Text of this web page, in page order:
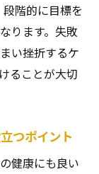
階的に目標を
ります。失敗
い挫折するケ
ることが大切
つポイント
健康にも良い